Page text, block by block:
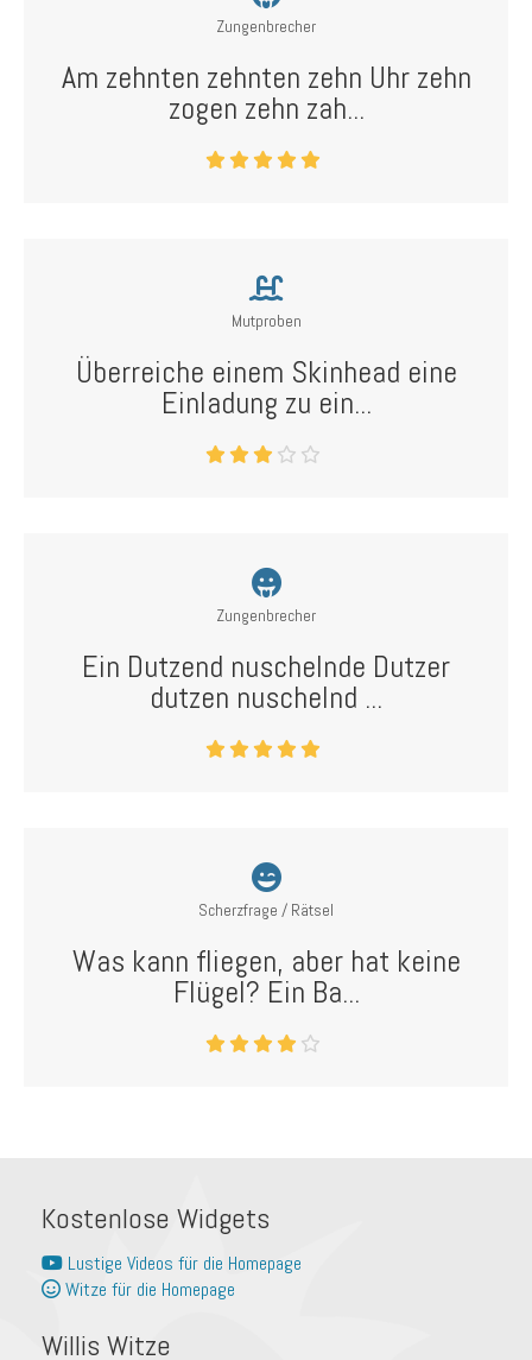
Zungenbrecher
Am zehnten zehnten zehn Uhr zehn
zogen zehn zah...
Mutproben
Überreiche einem Skinhead eine
Einladung zu ein...
Zungenbrecher
Ein Dutzend nuschelnde Dutzer
dutzen nuschelnd ...
Scherzfrage / Rätsel
Was kann fliegen, aber hat keine
Flügel? Ein Ba...
Kostenlose Widgets
Lustige Videos für die Homepage
Witze für die Homepage
Willis Witze